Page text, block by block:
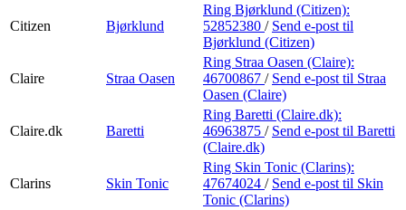
Citizen Bjørklund
Ring Bjørklund (Citizen):
52852380 / Send e-post til
Bjørklund (Citizen)
Claire Straa Oasen
Ring Straa Oasen (Claire):
46700867 / Send e-post til Straa
Oasen (Claire)
Claire.dk Baretti
Ring Baretti (Claire.dk):
46963875 / Send e-post til Baretti
(Claire.dk)
Clarins Skin Tonic
Ring Skin Tonic (Clarins):
47674024 / Send e-post til Skin
Tonic (Clarins)